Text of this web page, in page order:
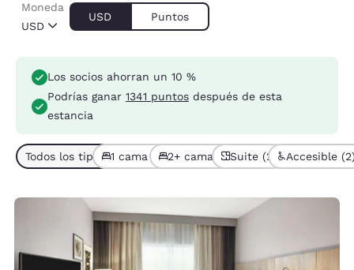
USD
Moneda
USD Puntos
Los socios ahorran un 10 %
Podrías ganar 1341 puntos después de esta
estancia
Todos los tipos de habitación (5)
1 cama (2)2+ camas (3)Suite (2) Accesible